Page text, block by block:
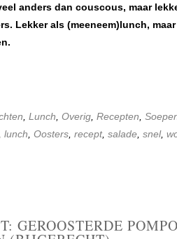
anders dan couscous, maar
Lekker als (meeneem)lunch,
Lunch Overig Recepten
lunch Oosters recept, salade snel,
GEROOSTERDE